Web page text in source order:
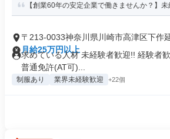
【創業60年の安定企業で働きませんか？】未
〒213-0033神奈川県川崎市高津区下作
月給25万円以上
求めている人材 未経験者歓迎!! 経験
普通免許(AT可)...
制服あり 業界未経験歓迎 +22個